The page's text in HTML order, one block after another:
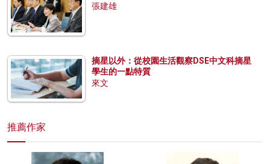
張建雄
摘星以外：從校園生活觀察DSE中文科摘星
學生的一點特質
來文
推薦作家